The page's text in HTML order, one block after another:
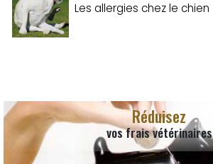
Les allergies chez le chien
Réduisez
vos frais vétérinaires